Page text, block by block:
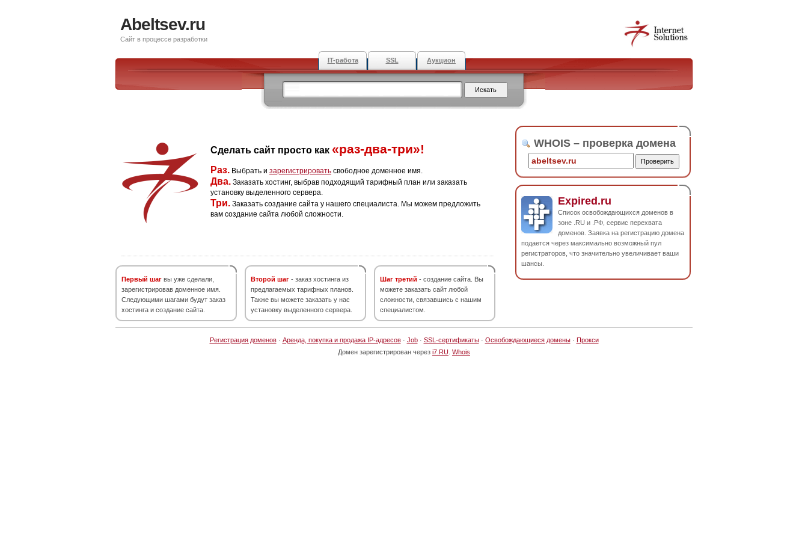
Abeltsev.ru
Сайт в процессе разработки
IT-работа SSL Аукцион
Сделать сайт просто как «раз-два-три»!
Раз. Выбрать и зарегистрировать свободное доменное имя.
Два. Заказать хостинг, выбрав подходящий тарифный план или заказать
установку выделенного сервера.
Три. Заказать создание сайта у нашего специалиста. Мы можем предложить
вам создание сайта любой сложности.
Первый шаг вы уже сделали,
зарегистрировав доменное имя.
Следующими шагами будут заказ
хостинга и создание сайта.
Второй шаг - заказ хостинга из
предлагаемых тарифных планов.
Также вы можете заказать у нас
установку выделенного сервера.
Шаг третий - создание сайта. Вы
можете заказать сайт любой
сложности, связавшись с нашим
специалистом.
WHOIS – проверка домена
Expired.ru
Список освобождающихся доменов в
зоне .RU и .РФ, сервис перехвата
доменов. Заявка на регистрацию домена
подается через максимально возможный пул
регистраторов, что значительно увеличивает ваши
шансы.
Регистрация доменов· Аренда, покупка и продажа IP-адресов· Job· SSL-сертификаты· Освобождающиеся домены· Прокси
Домен зарегистрирован через i7.RU Whois